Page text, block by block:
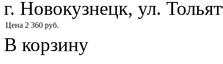
г. Новокузнецк, ул.
Цена 2 360 руб.
В корзину